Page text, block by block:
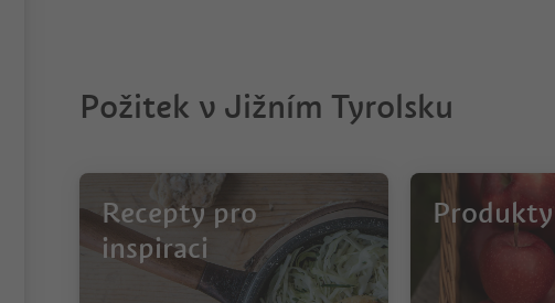
Požitek v Jižním Tyrolsku
Recepty pro
inspiraci